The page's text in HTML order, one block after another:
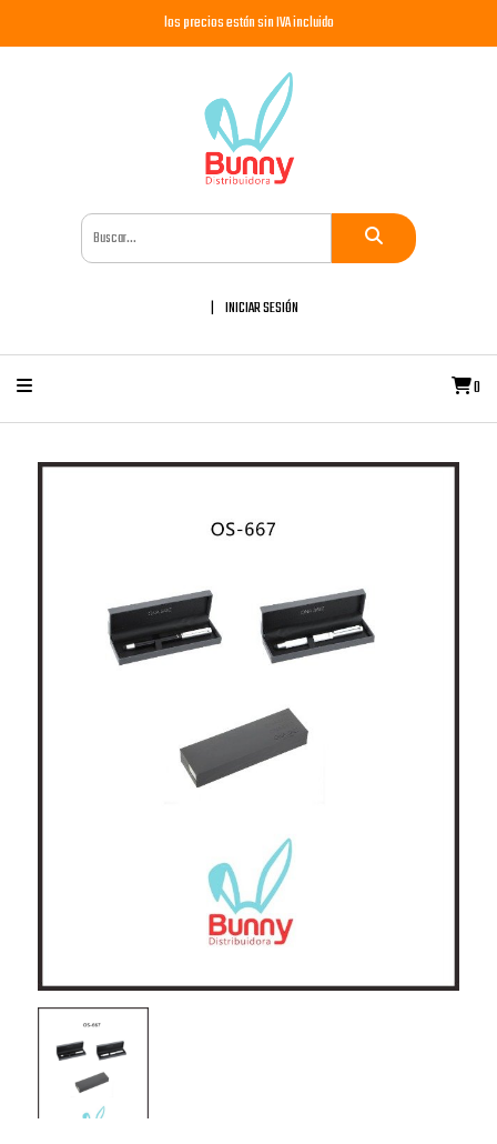
los precios están sin IVA incluido
INICIAR SESIÓN
0